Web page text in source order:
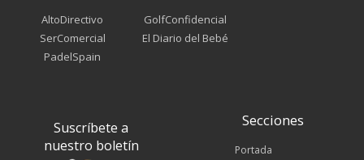
AltoDirectivo
SerComercial
PadelSpain
GolfConfidencial
El Diario del Bebé
Suscríbete a
nuestro boletín
Secciones
Portada